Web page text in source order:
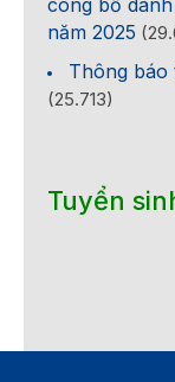
năm 2025
Thông báo
(25.713)
Tuyển